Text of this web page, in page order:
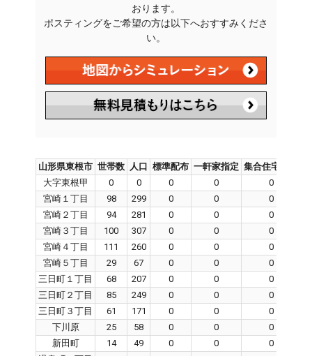
おります。
ポスティングをご希望の方は以下へおすすみくださ
い。
山形県東根市 世帯数 人口 標準配布 一軒家指定 集合住宅指定
大字東根甲
0 0 0 0
0
宮崎１丁目
98 299 0 0
0
宮崎２丁目
94 281 0 0
0
宮崎３丁目
100 307 0 0
0
宮崎４丁目
111 260 0 0
0
宮崎５丁目
29 67 0 0
0
三日町１丁目
68 207 0 0
0
三日町２丁目
85 249 0 0
0
三日町３丁目
61 171 0 0
0
下川原
25 58 0 0
0
新田町
14 49 0 0
0